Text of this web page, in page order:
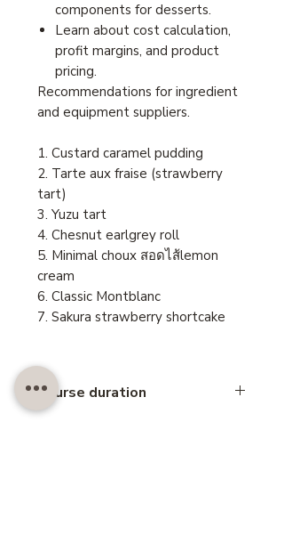
components for desserts.
Learn about cost calculation,
profit margins, and product
pricing.
Recommendations for ingredient
and equipment suppliers.
1. Custard caramel pudding
2. Tarte aux fraise (strawberry
tart)
3. Yuzu tart
4. Chesnut earlgrey roll
5. Minimal choux สอดไส้lemon
cream
6. Classic Montblanc
7. Sakura strawberry shortcake
Course duration